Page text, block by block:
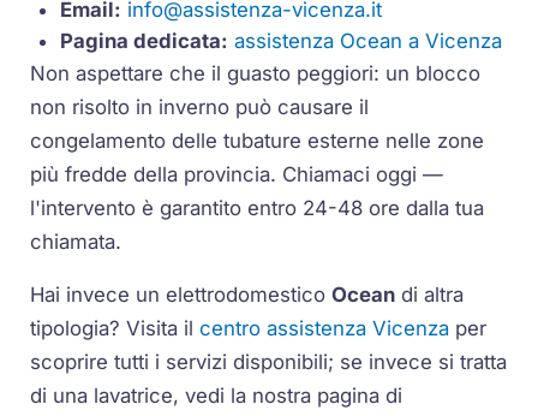
Email: info@assistenza-vicenza.it
Pagina dedicata: assistenza Ocean a Vicenza
Non aspettare che il guasto peggiori: un blocco
non risolto in inverno può causare il
congelamento delle tubature esterne nelle zone
più fredde della provincia. Chiamaci oggi —
l'intervento è garantito entro 24-48 ore dalla tua
chiamata.
Hai invece un elettrodomesticoOcean di altra
tipologia? Visita ilcentro assistenza Vicenza per
scoprire tutti i servizi disponibili; se invece si tratta
di una lavatrice, vedi la nostra pagina di